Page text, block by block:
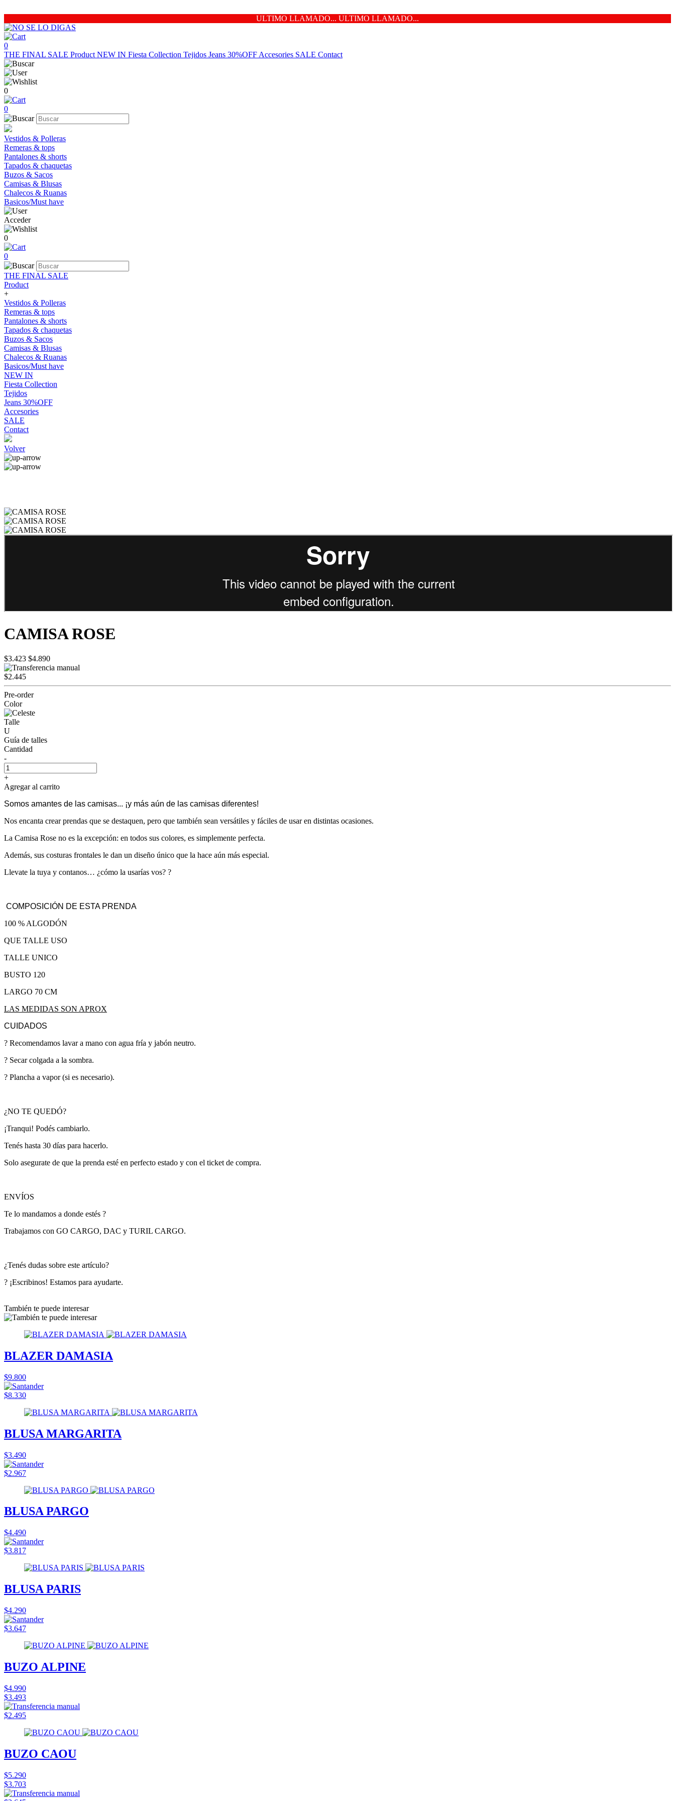
ULTIMO LLAMADO... ULTIMO LLAMADO...
0
THE FINAL SALE Product NEW IN Fiesta Collection Tejidos Jeans 30%OFF Accesories SALE Contact
0
0
Vestidos & Polleras
Remeras & tops
Pantalones & shorts
Tapados & chaquetas
Buzos & Sacos
Camisas & Blusas
Chalecos & Ruanas
Basicos/Must have
Acceder
0
0
THE FINAL SALE
Product
+
Vestidos & Polleras
Remeras & tops
Pantalones & shorts
Tapados & chaquetas
Buzos & Sacos
Camisas & Blusas
Chalecos & Ruanas
Basicos/Must have
NEW IN
Fiesta Collection
Tejidos
Jeans 30%OFF
Accesories
SALE
Contact
Volver
CAMISA ROSE
$3.423 $4.890
$2.445
Pre-order
Color
Talle
U
Guía de talles
Cantidad
-
+
Agregar al carrito
Somos amantes de las camisas... ¡y más aún de las camisas diferentes!
Nos encanta crear prendas que se destaquen, pero que también sean versátiles y fáciles de usar en distintas ocasiones.
La Camisa Rose no es la excepción: en todos sus colores, es simplemente perfecta.
Además, sus costuras frontales le dan un diseño único que la hace aún más especial.
Llevate la tuya y contanos… ¿cómo la usarías vos? ?
COMPOSICIÓN DE ESTA PRENDA
100 % ALGODÓN
QUE TALLE USO
TALLE UNICO
BUSTO 120
LARGO 70 CM
LAS MEDIDAS SON APROX
CUIDADOS
? Recomendamos lavar a mano con agua fría y jabón neutro.
? Secar colgada a la sombra.
? Plancha a vapor (si es necesario).
¿NO TE QUEDÓ?
¡Tranqui! Podés cambiarlo.
Tenés hasta 30 días para hacerlo.
Solo asegurate de que la prenda esté en perfecto estado y con el ticket de compra.
ENVÍOS
Te lo mandamos a donde estés ?
Trabajamos con GO CARGO, DAC y TURIL CARGO.
¿Tenés dudas sobre este artículo?
? ¡Escribinos! Estamos para ayudarte.
También te puede interesar
BLAZER DAMASIA
$9.800
$8.330
BLUSA MARGARITA
$3.490
$2.967
BLUSA PARGO
$4.490
$3.817
BLUSA PARIS
$4.290
$3.647
BUZO ALPINE
$4.990
$3.493
$2.495
BUZO CAOU
$5.290
$3.703